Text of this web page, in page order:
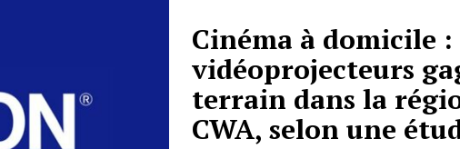
Cinéma à domicile :
vidéoprojecteurs
terrain dans la
CWA, selon une